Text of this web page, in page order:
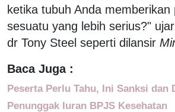
ketika tubuh Anda memberikan
sesuatu yang lebih serius?"
dr Tony Steel seperti dilansir
Baca Juga :
Peserta Perlu Tahu, Ini Sanksi dan
Penunggak Iuran BPJS Kesehatan